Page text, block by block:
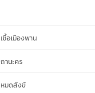
เชื้อเมืองพาน
ถานะคร
หมดสังข์